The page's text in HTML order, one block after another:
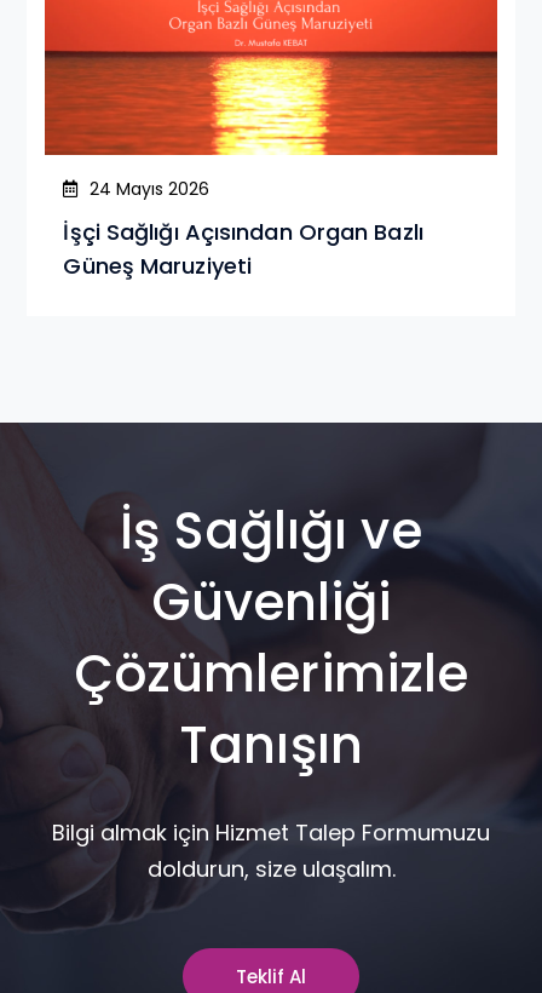
24 Mayıs 2026
İşçi Sağlığı Açısından Organ Bazlı
Güneş Maruziyeti
İş Sağlığı ve
Güvenliği
Çözümlerimizle
Tanışın
Bilgi almak için Hizmet Talep Formumuzu
doldurun, size ulaşalım.
Teklif Al